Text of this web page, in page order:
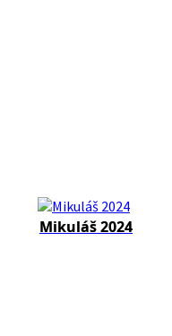
Mikuláš 2024